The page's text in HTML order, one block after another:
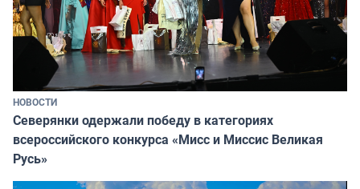
НОВОСТИ
Северянки одержали победу в категориях
всероссийского конкурса «Мисс и Миссис Великая
Русь»